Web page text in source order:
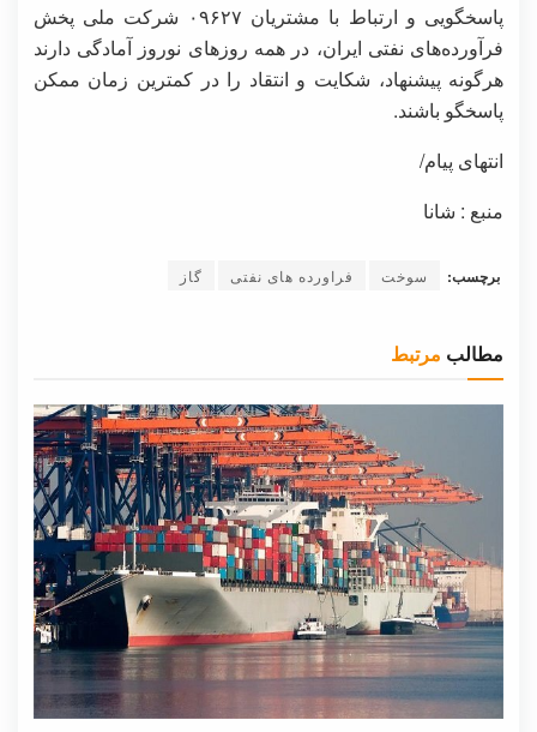
پاسخگویی و ارتباط با مشتریان ۰۹۶۲۷ شرکت ملی پخش
فرآورده‌های نفتی ایران، در همه روزهای نوروز آمادگی دارند
هرگونه پیشنهاد، شکایت و انتقاد را در کمترین زمان ممکن
پاسخگو باشند.
انتهای پیام/
منبع : شانا
برچسب: سوخت فراورده های نفتی گاز
مطالب مرتبط